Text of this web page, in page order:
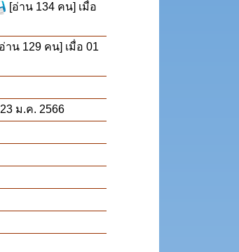
[อ่าน 134 คน] เมื่อ
าน 129 คน] เมื่อ 01
ม.ค. 2566